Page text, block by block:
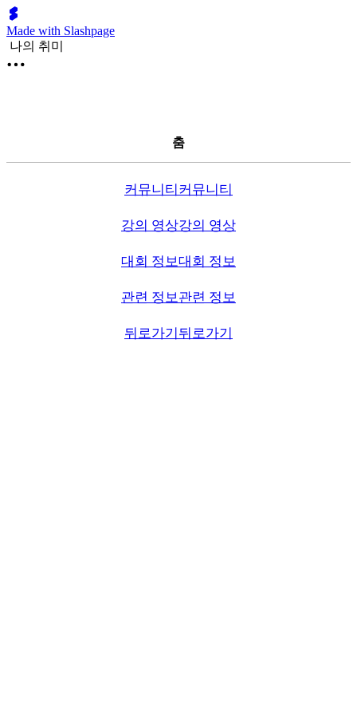
Made with Slashpage
나의 취미
춤
커뮤니티 커뮤니티
강의 영상강의 영상
대회 정보대회 정보
관련 정보 관련 정보
뒤로가기 뒤로가기